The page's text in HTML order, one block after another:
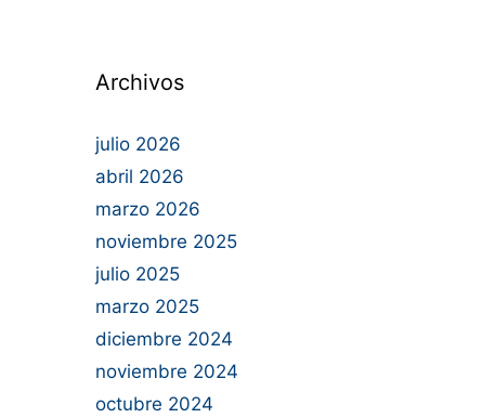
Archivos
julio 2026
abril 2026
marzo 2026
noviembre 2025
julio 2025
marzo 2025
diciembre 2024
noviembre 2024
octubre 2024